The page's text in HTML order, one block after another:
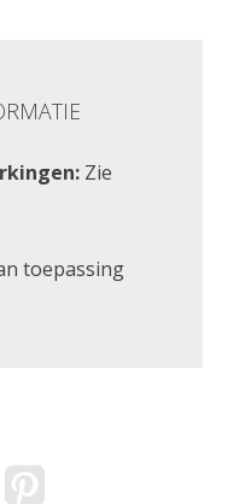
Zie
toepassing